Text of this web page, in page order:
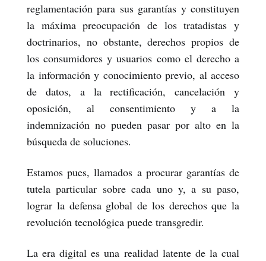
reglamentación para sus garantías y constituyen
la máxima preocupación de los tratadistas y
doctrinarios, no obstante, derechos propios de
los consumidores y usuarios como el derecho a
la información y conocimiento previo, al acceso
de datos, a la rectificación, cancelación y
oposición, al consentimiento y a la
indemnización no pueden pasar por alto en la
búsqueda de soluciones.
Estamos pues, llamados a procurar garantías de
tutela particular sobre cada uno y, a su paso,
lograr la defensa global de los derechos que la
revolución tecnológica puede transgredir.
La era digital es una realidad latente de la cual